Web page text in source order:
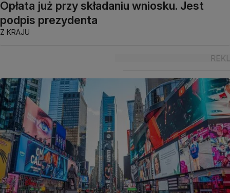
Opłata już przy składaniu wniosku. Jest
podpis prezydenta
Z KRAJU